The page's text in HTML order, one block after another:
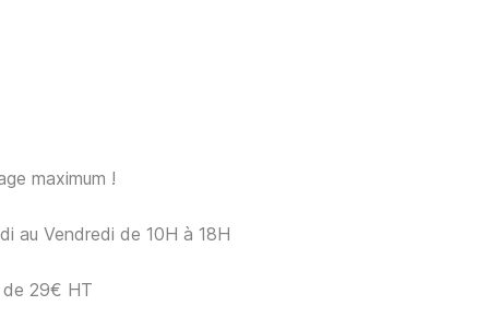
maximum !
au Vendredi de 10H à 18H
29€ HT